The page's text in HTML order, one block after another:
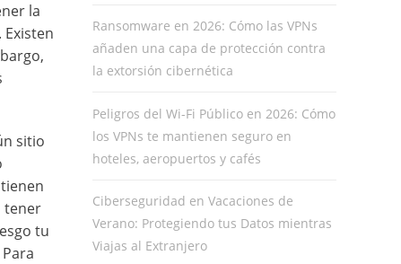
la
sitio
tener
tu
Ransomware en 2026: Cómo las VPNs
añaden una capa de protección contra
la extorsión cibernética
Peligros del Wi-Fi Público en 2026: Cómo
los VPNs te mantienen seguro en
hoteles, aeropuertos y cafés
Ciberseguridad en Vacaciones de
Verano: Protegiendo tus Datos mientras
Viajas al Extranjero